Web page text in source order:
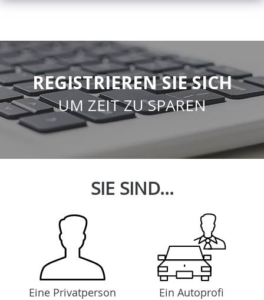
REGISTRIEREN SIE SICH
UM ZEIT ZU SPAREN
SIE SIND...
Eine Privatperson Ein Autoprofi